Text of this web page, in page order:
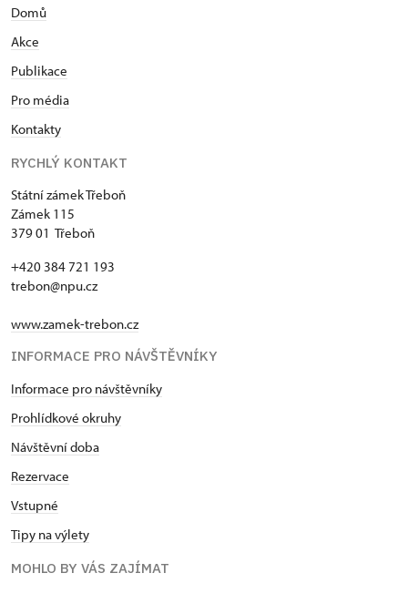
Domů
Akce
Publikace
Pro média
Kontakty
RYCHLÝ KONTAKT
Státní zámek Třeboň
Zámek 115
379 01 Třeboň
+420 384 721 193
trebon@npu.cz
www.zamek-trebon.cz
INFORMACE PRO NÁVŠTĚVNÍKY
Informace pro návštěvníky
Prohlídkové okruhy
Návštěvní doba
Rezervace
Vstupné
Tipy na výlety
MOHLO BY VÁS ZAJÍMAT